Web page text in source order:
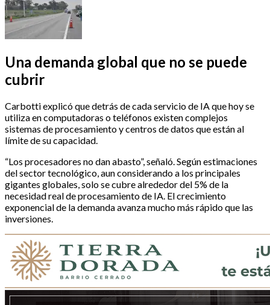
Una demanda global que no se puede
cubrir
Carbotti explicó que detrás de cada servicio de IA que hoy se
utiliza en computadoras o teléfonos existen complejos
sistemas de procesamiento y centros de datos que están al
límite de su capacidad.
“Los procesadores no dan abasto”, señaló. Según estimaciones
del sector tecnológico, aun considerando a los principales
gigantes globales, solo se cubre alrededor del 5% de la
necesidad real de procesamiento de IA. El crecimiento
exponencial de la demanda avanza mucho más rápido que las
inversiones.